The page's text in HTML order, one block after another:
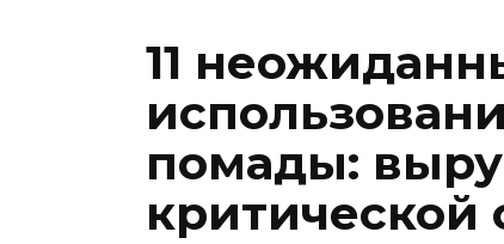
11
помады:
критической